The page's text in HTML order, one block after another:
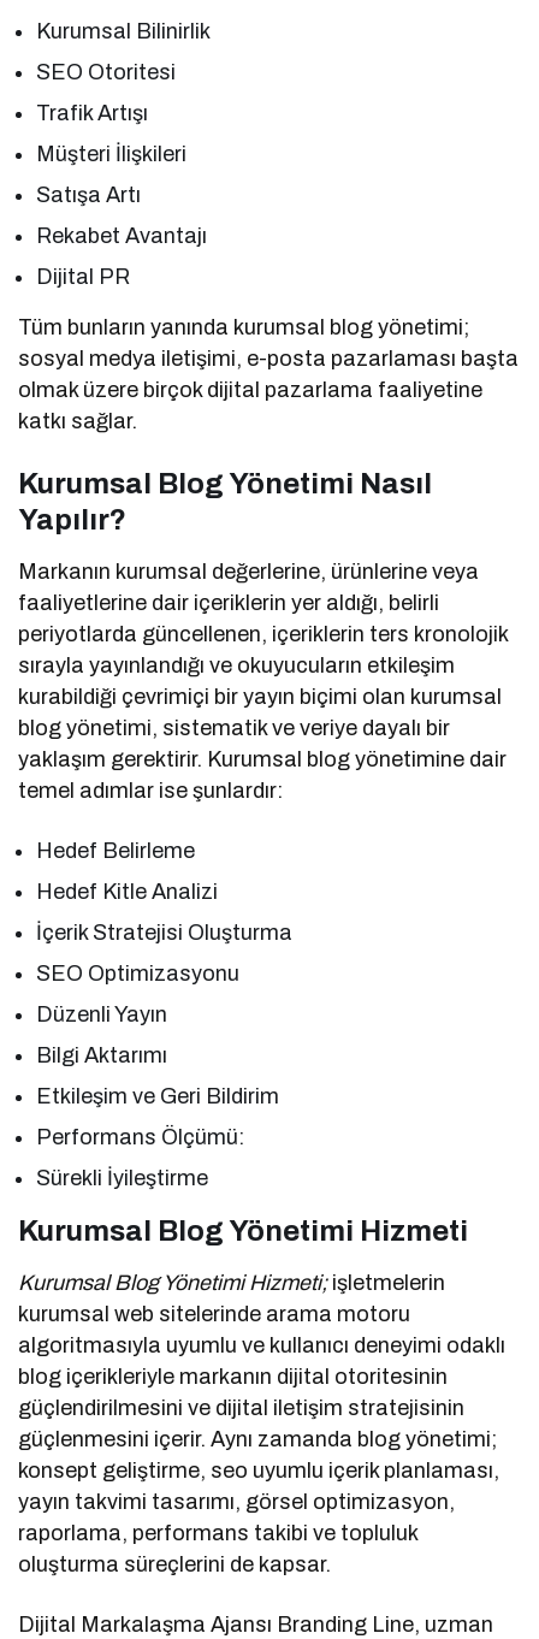
Kurumsal Bilinirlik
SEO Otoritesi
Trafik Artışı
Müşteri İlişkileri
Satışa Artı
Rekabet Avantajı
Dijital PR
Tüm bunların yanında kurumsal blog yönetimi;
sosyal medya iletişimi, e-posta pazarlaması başta
olmak üzere birçok dijital pazarlama faaliyetine
katkı sağlar.
Kurumsal Blog Yönetimi Nasıl
Yapılır?
Markanın kurumsal değerlerine, ürünlerine veya
faaliyetlerine dair içeriklerin yer aldığı, belirli
periyotlarda güncellenen, içeriklerin ters kronolojik
sırayla yayınlandığı ve okuyucuların etkileşim
kurabildiği çevrimiçi bir yayın biçimi olan kurumsal
blog yönetimi, sistematik ve veriye dayalı bir
yaklaşım gerektirir. Kurumsal blog yönetimine dair
temel adımlar ise şunlardır:
Hedef Belirleme
Hedef Kitle Analizi
İçerik Stratejisi Oluşturma
SEO Optimizasyonu
Düzenli Yayın
Bilgi Aktarımı
Etkileşim ve Geri Bildirim
Performans Ölçümü:
Sürekli İyileştirme
Kurumsal Blog Yönetimi Hizmeti
Kurumsal Blog Yönetimi Hizmeti;işletmelerin
kurumsal web sitelerinde arama motoru
algoritmasıyla uyumlu ve kullanıcı deneyimi odaklı
blog içerikleriyle markanın dijital otoritesinin
güçlendirilmesini ve dijital iletişim stratejisinin
güçlenmesini içerir. Aynı zamanda blog yönetimi;
konsept geliştirme, seo uyumlu içerik planlaması,
yayın takvimi tasarımı, görsel optimizasyon,
raporlama, performans takibi ve topluluk
oluşturma süreçlerini de kapsar.
Dijital Markalaşma Ajansı Branding Line, uzman